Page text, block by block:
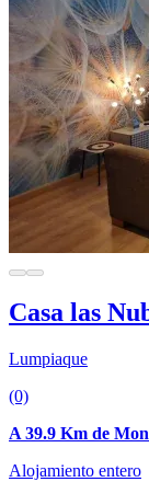
Casa las
Lumpiaque
(0)
A 39.9 Km de
Alojamiento entero